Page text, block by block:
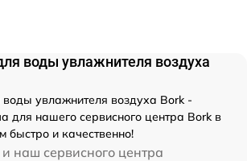
воды увлажнителя воздуха
увлажнителя воздуха Bork -
для нашего сервисного центра Bork в
быстро и качественно!
наш сервисного центра